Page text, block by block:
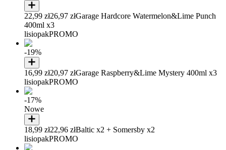
22,99 zł26,97 złGarage Hardcore Watermelon&Lime Punch
400ml x3
lisiopakPROMO
-19%
16,99 zł20,97 złGarage Raspberry&Lime Mystery 400ml x3
lisiopakPROMO
-17%
Nowe
18,99 zł22,96 złBaltic x2 + Somersby x2
lisiopakPROMO